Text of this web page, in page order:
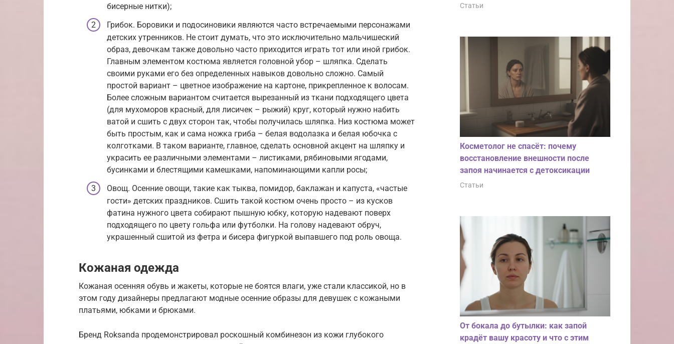
бисерные нитки);
Грибок. Боровики и подосиновики являются часто встречаемыми персонажами
детских утренников. Не стоит думать, что это исключительно мальчишеский
образ, девочкам также довольно часто приходится играть тот или иной грибок.
Главным элементом костюма является головной убор – шляпка. Сделать
своими руками его без определенных навыков довольно сложно. Самый
простой вариант – цветное изображение на картоне, прикрепленное к волосам.
Более сложным вариантом считается вырезанный из ткани подходящего цвета
(для мухоморов красный, для лисичек – рыжий) круг, который нужно набить
ватой и сшить с двух сторон так, чтобы получилась шляпка. Низ костюма может
быть простым, как и сама ножка гриба – белая водолазка и белая юбочка с
колготками. В таком варианте, главное, сделать основной акцент на шляпку и
украсить ее различными элементами – листиками, рябиновыми ягодами,
бусинками и блестящими камешками, напоминающими капли росы;
Овощ. Осенние овощи, такие как тыква, помидор, баклажан и капуста, «частые
гости» детских праздников. Сшить такой костюм очень просто – из кусков
фатина нужного цвета собирают пышную юбку, которую надевают поверх
подходящего по цвету гольфа или футболки. На голову надевают обруч,
украшенный сшитой из фетра и бисера фигуркой выпавшего под роль овоща.
Кожаная одежда
Кожаная осенняя обувь и жакеты, которые не боятся влаги, уже стали классикой, но в
этом году дизайнеры предлагают модные осенние образы для девушек с кожаными
платьями, юбками и брюками.
Бренд Roksanda продемонстрировал роскошный комбинезон из кожи глубокого
Статьи
Косметолог не спасёт: почему
восстановление внешности после
запоя начинается с детоксикации
Статьи
От бокала до бутылки: как запой
крадёт вашу красоту и что с этим